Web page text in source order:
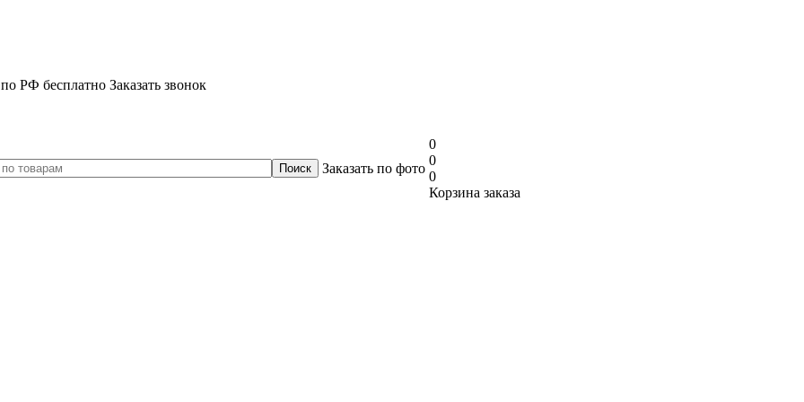
РФ бесплатно Заказать звонок
Заказать по фото
0
0
0
Корзина заказа